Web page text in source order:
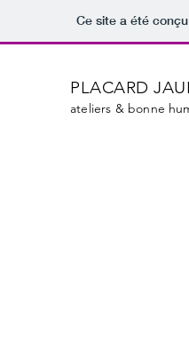
Ce site a été
PLACARD
ateliers & bonne